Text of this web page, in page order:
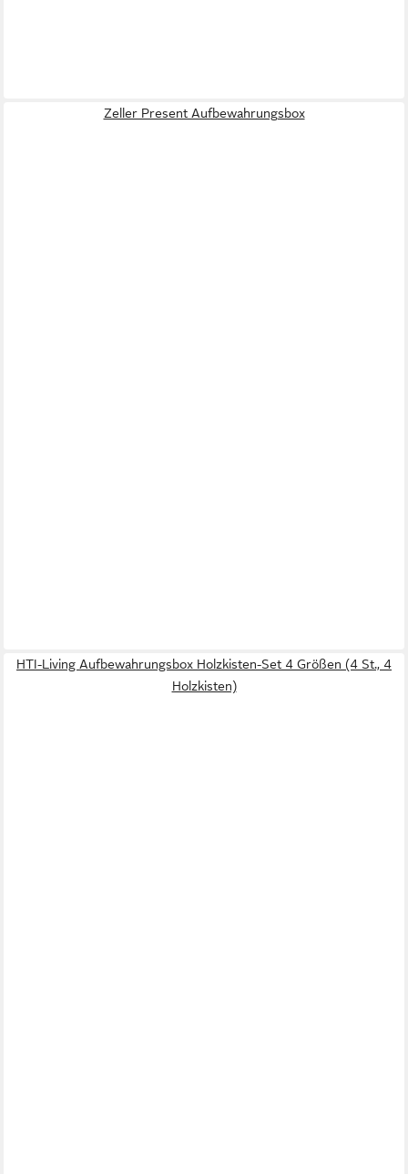
Zeller Present Aufbewahrungsbox
HTI-Living Aufbewahrungsbox Holzkisten-Set 4 Größen (4 St., 4
Holzkisten)